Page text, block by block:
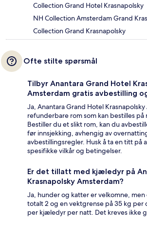
Collection Grand Hotel Krasnapolsky
NH Collection Amsterdam Grand
Collection Grand Krasnapolsky
Ofte stilte spørsmål
Tilbyr Anantara Grand Hotel
Amsterdam gratis avbestilling
Ja, Anantara Grand Hotel
refunderbare rom som kan bestilles
Bestiller du et slikt rom, kan du
før innsjekking, avhengig av
avbestillingsregler. Husk å ta en titt på
spesifikke vilkår og betingelser.
Er det tillatt med kjæledyr på
Krasnapolsky Amsterdam?
Ja, hunder og katter er velkomne,
totalt 2 og en vektgrense på 35 kg per
per kjæledyr per natt. Det kreves ikke